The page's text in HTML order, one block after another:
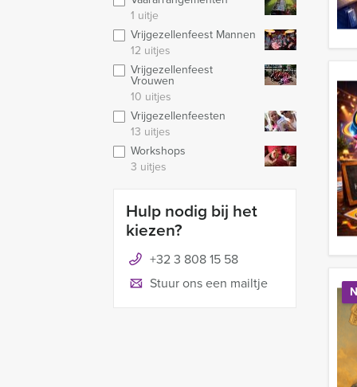
1 uitje
Vrijgezellenfeest Mannen
12 uitjes
Vrijgezellenfeest
Vrouwen
10 uitjes
Vrijgezellenfeesten
13 uitjes
Workshops
3 uitjes
Hulp nodig bij het
kiezen?
+32 3 808 15 58
Stuur ons een mailtje